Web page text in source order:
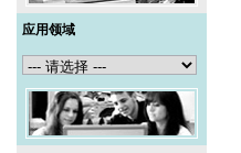
应用领域